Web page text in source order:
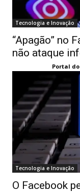
Tecnologia e Inovação
“Apagão” no
não ataque
Portal
Tecnologia e Inovação
O Facebook